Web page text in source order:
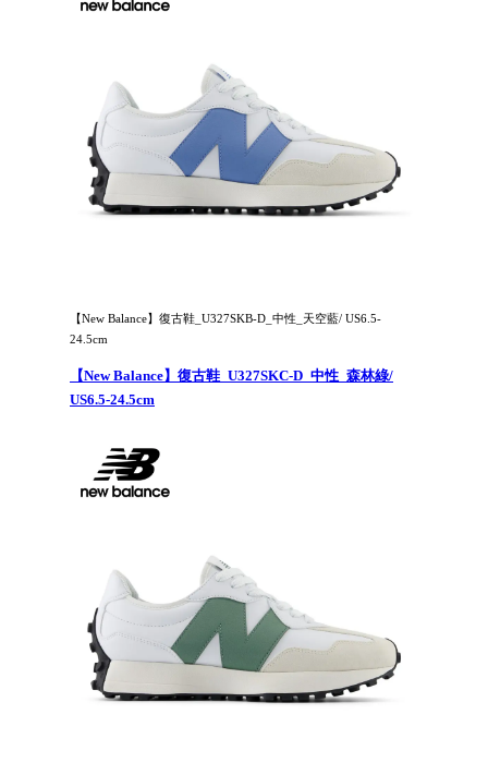
【New Balance】復古鞋_U327SKB-D_中性_天空藍/ US6.5-
24.5cm
【New Balance】復古鞋_U327SKC-D_中性_森林綠/
US6.5-24.5cm